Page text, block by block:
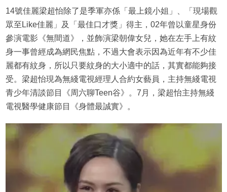
14號佳麗梁超怡除了是季軍亦係「最上鏡小姐」、「現場觀
眾至Like佳麗」及「最佳口才獎」得主，02年曾以童星身份
參演電影《無間道》，並飾演梁朝偉女兒，她在左手上有紋
身一事曾經成為網民焦點，不過大會表示因為近年有不少佳
麗都有紋身，所以只要紋身的大小適中的話，其實都能夠接
受。梁超怡現為無綫電視經理人合約女藝員，主持無綫電視
青少年清談節目《周六聊Teen谷》。7月，梁超怡主持無綫
電視醫學健康節目《身體最誠實》。